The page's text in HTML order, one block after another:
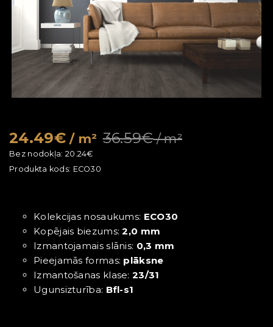
24.49€/ m² 36.59€/ m²
Bez nodokļa: 20.24€
Produkta kods: ECO30
Kolekcijas nosaukums: ECO30
Kopējais biezums:2,0 mm
Izmantojamais slānis: 0,3 mm
Pieejamās formas: plāksne
Izmantošanas klase: 23/31
Ugunsizturība: Bfl-s1